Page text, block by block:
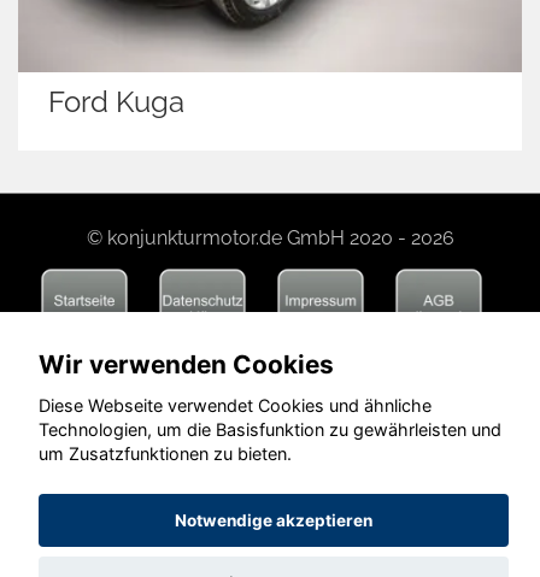
Ford Kuga
© konjunkturmotor.de GmbH 2020 - 2026
Wir verwenden Cookies
Diese Webseite verwendet Cookies und ähnliche
Technologien, um die Basisfunktion zu gewährleisten und
um Zusatzfunktionen zu bieten.
Notwendige akzeptieren